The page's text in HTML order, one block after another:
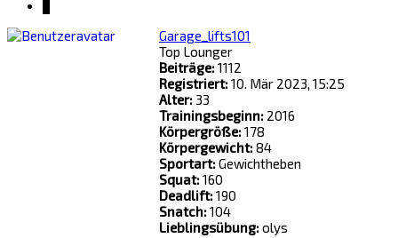
Garage_lifts101
Top Lounger
Beiträge:1112
Registriert:10. Mär 2023, 15:25
Alter: 33
Trainingsbeginn: 2016
Körpergröße:178
Körpergewicht:84
Sportart:Gewichtheben
Squat:160
Deadlift:190
Snatch:104
Lieblingsübung:olys